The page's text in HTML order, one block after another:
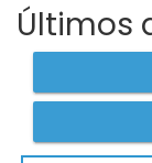
Últimos